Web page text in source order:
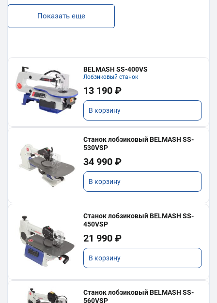
Показать еще
BELMASH SS-400VS
Лобзиковый станок
13 190 ₽
В корзину
Станок лобзиковый BELMASH SS-
530VSP
34 990 ₽
В корзину
Станок лобзиковый BELMASH SS-
450VSP
21 990 ₽
В корзину
Станок лобзиковый BELMASH SS-
560VSP